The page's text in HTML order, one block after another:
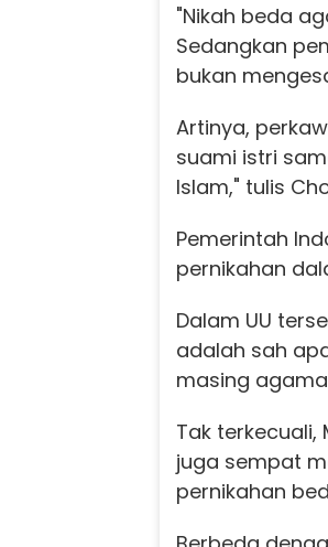
"Nikah beda
Sedangkan
bukan
Artinya,
suami istri
Islam," tulis
Pemerintah
pernikahan
Dalam UU
adalah sah
masing
Tak terkecuali,
juga sempat
pernikahan